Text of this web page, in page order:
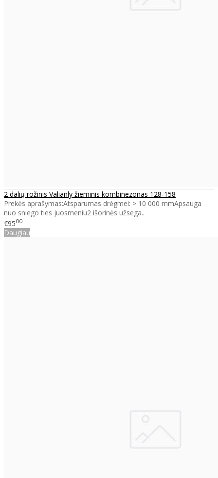
2 dalių rožinis Valianly žieminis kombinezonas 128-158
Prekės aprašymas:Atsparumas drėgmei: > 10 000 mmApsauga
nuo sniego ties juosmeniu2 išorinės užsega..
€9500
Daugiau